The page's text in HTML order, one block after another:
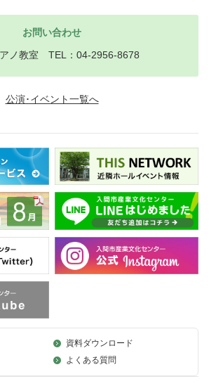
お問い合わせ
ノ教室 TEL：04-2956-8678
公演･イベント一覧へ
資料ダウンロード
よくある質問